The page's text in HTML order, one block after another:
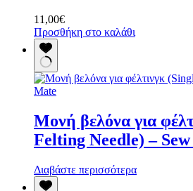
11,00€
Προσθήκη στο καλάθι
Μονή βελόνα για
Felting Needle) –
Διαβάστε περισσότερα